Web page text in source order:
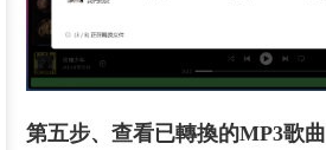
第五步、查看已轉換的MP3歌曲